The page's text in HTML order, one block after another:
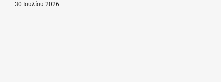
30 Ιουλίου 2026